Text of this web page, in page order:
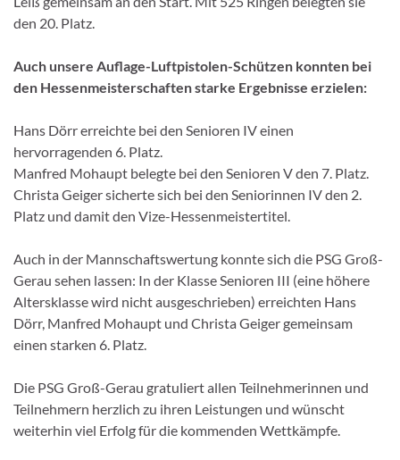
den 20. Platz.
Auch unsere Auflage-Luftpistolen-Schützen konnten bei
den Hessenmeisterschaften starke Ergebnisse erzielen:
Hans Dörr erreichte bei den Senioren IV einen
hervorragenden 6. Platz.
Manfred Mohaupt belegte bei den Senioren V den 7. Platz.
Christa Geiger sicherte sich bei den Seniorinnen IV den 2.
Platz und damit den Vize-Hessenmeistertitel.
Auch in der Mannschaftswertung konnte sich die PSG Groß-
Gerau sehen lassen: In der Klasse Senioren III (eine höhere
Altersklasse wird nicht ausgeschrieben) erreichten Hans
Dörr, Manfred Mohaupt und Christa Geiger gemeinsam
einen starken 6. Platz.
Die PSG Groß-Gerau gratuliert allen Teilnehmerinnen und
Teilnehmern herzlich zu ihren Leistungen und wünscht
weiterhin viel Erfolg für die kommenden Wettkämpfe.